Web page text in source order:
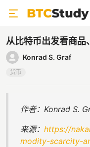
从比特币出发看商品
Konrad S. Graf
货币
作者：Konrad S.
来源： https://
modity-scarcity-